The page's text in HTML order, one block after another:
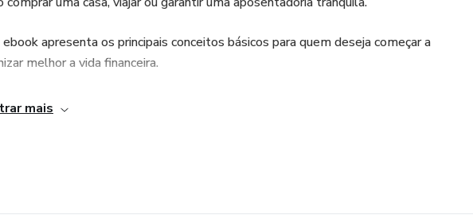
apresenta os principais conceitos básicos para quem deseja começar a
melhor a vida financeira.
são Finanças Pessoais?
mais